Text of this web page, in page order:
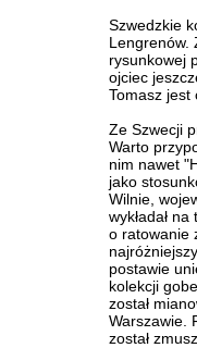
Szwedzkie
Lengrenów.
rysunkowej
ojciec
Tomasz jest
Ze Szwecji
Warto
nim nawet
jako
Wilnie,
wykładał
o ratowanie
postawie
kolekcji
został
Warszawie.
został